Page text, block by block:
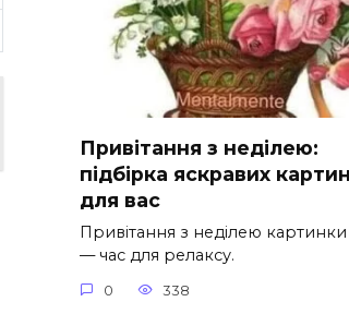
Привітання з неділею:
підбірка яскравих
для вас
Привітання з неділею картинки
— час для релаксу.
0 338